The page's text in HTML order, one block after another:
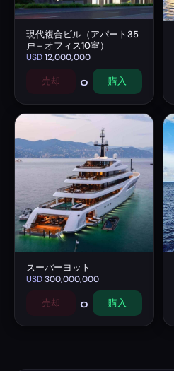
現代複合ビル（アパート35
戸＋オフィス10室）
USD12,000,000
売却 0 購入
スーパーヨット
USD300,000,000
売却 0 購入